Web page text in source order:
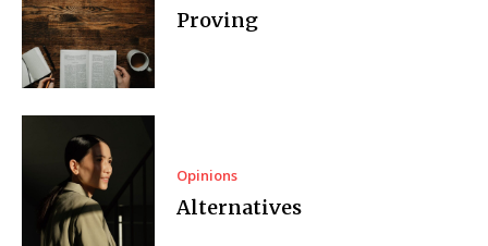
Proving
Opinions
Alternatives